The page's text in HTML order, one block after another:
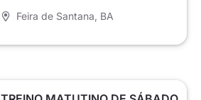
Feira de Santana , BA